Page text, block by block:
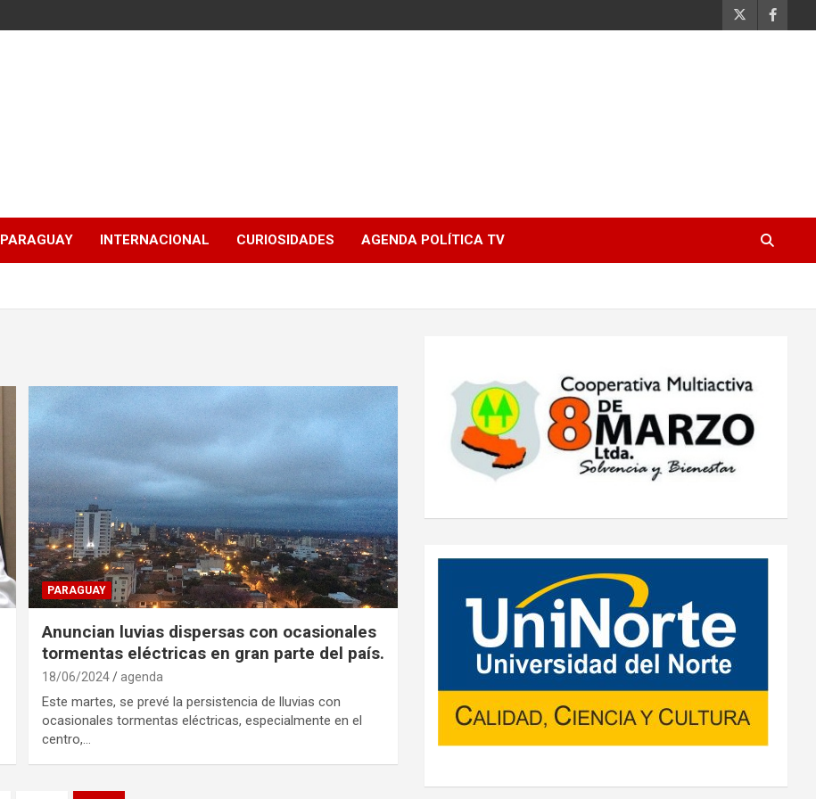
PARAGUAY INTERNACIONAL CURIOSIDADES AGENDA POLÍTICA TV
PARAGUAY
Anuncian luvias dispersas con ocasionales
tormentas eléctricas en gran parte del país.
18/06/2024 agenda
Este martes, se prevé la persistencia de lluvias con
ocasionales tormentas eléctricas, especialmente en el
centro,…